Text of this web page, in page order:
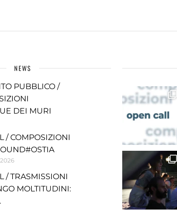
NEWS
PUBBLICO /
DEI MURI
/ COMPOSIZIONI
/ TRASMISSIONI
MOLTITUDINI: